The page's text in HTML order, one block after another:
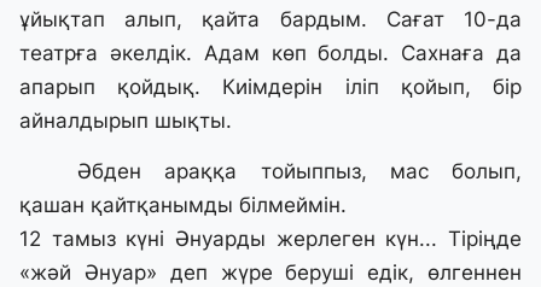
ұйықтап алып, қайта бардым. Сағат 10-да
театрға әкелдiк. Адам көп болды. Сахнаға да
апарып қойдық. Киiмдерiн iлiп қойып, бiр
айналдырып шықты.
Әбден араққа тойыппыз, мас болып,
қашан қайтқанымды бiлмеймiн.
12 тамыз күнi Әнуарды жерлеген күн... Тiрiңде
«жәй Әнуар» деп жүре берушi едiк, өлгеннен